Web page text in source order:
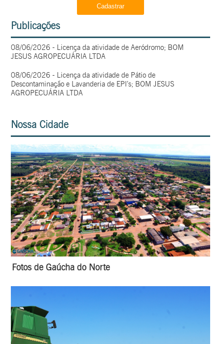
Publicações
08/06/2026 - Licença da atividade de Aeródromo; BOM
JESUS AGROPECUÁRIA LTDA
08/06/2026 - Licença da atividade de Pátio de
Descontaminação e Lavanderia de EPI’s; BOM JESUS
AGROPECUÁRIA LTDA
Nossa Cidade
Fotos de Gaúcha do Norte